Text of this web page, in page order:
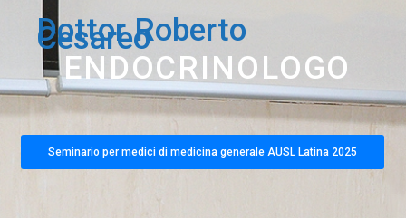
Dottor Roberto
Cesareo
ENDOCRINOLOGO
Seminario per medici di medicina generale AUSL Latina 2025